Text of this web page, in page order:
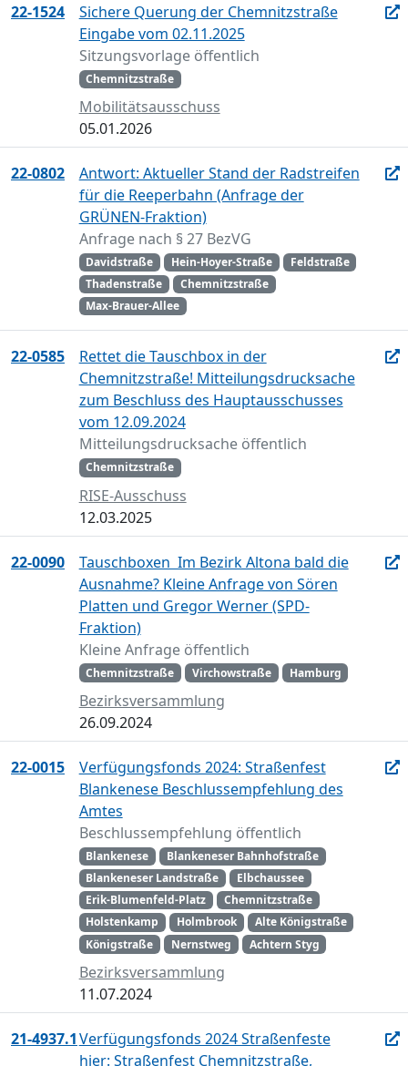
22-1524
Sichere Querung der Chemnitzstraße
Eingabe vom 02.11.2025
Sitzungsvorlage öffentlich
Chemnitzstraße
Mobilitätsausschuss
05.01.2026
22-0802
Antwort: Aktueller Stand der Radstreifen
für die Reeperbahn (Anfrage der
GRÜNEN-Fraktion)
Anfrage nach § 27 BezVG
Davidstraße Hein-Hoyer-Straße
Feldstraße
Thadenstraße
Chemnitzstraße
Max-Brauer-Allee
22-0585
Rettet die Tauschbox in der
Chemnitzstraße! Mitteilungsdrucksache
zum Beschluss des Hauptausschusses
vom 12.09.2024
Mitteilungsdrucksache öffentlich
Chemnitzstraße
RISE-Ausschuss
12.03.2025
22-0090
Tauschboxen  Im Bezirk Altona bald die
Ausnahme? Kleine Anfrage von Sören
Platten und Gregor Werner (SPD-
Fraktion)
Kleine Anfrage öffentlich
Chemnitzstraße Virchowstraße Hamburg
Bezirksversammlung
26.09.2024
22-0015
Verfügungsfonds 2024: Straßenfest
Blankenese Beschlussempfehlung des
Amtes
Beschlussempfehlung öffentlich
Blankenese
Blankeneser Bahnhofstraße
Blankeneser Landstraße
Elbchaussee
Erik-Blumenfeld-Platz
Chemnitzstraße
Holstenkamp
Holmbrook
Alte Königstraße
Königstraße
Nernstweg Achtern Styg
Bezirksversammlung
11.07.2024
21-4937.1Verfügungsfonds 2024 Straßenfeste
hier: Straßenfest Chemnitzstraße,